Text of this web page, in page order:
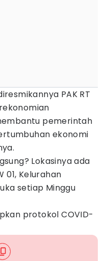
PAK RT
pemerintah
ekonomi
Lokasinya ada
01, Kelurahan
setiap Minggu
protokol COVID-